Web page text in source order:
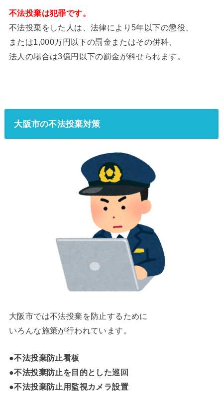
不法投棄は犯罪です。
不法投棄をした人は、法律により5年以下の懲役、
または1,000万円以下の罰金またはその併科、
法人の場合は3億円以下の罰金が科せられます。
大阪市の不法投棄対策
大阪市では不法投棄を防止するために
いろんな施策が行われています。
●不法投棄防止看板
●不法投棄防止を目的とした巡回
●不法投棄防止用監視カメラ設置